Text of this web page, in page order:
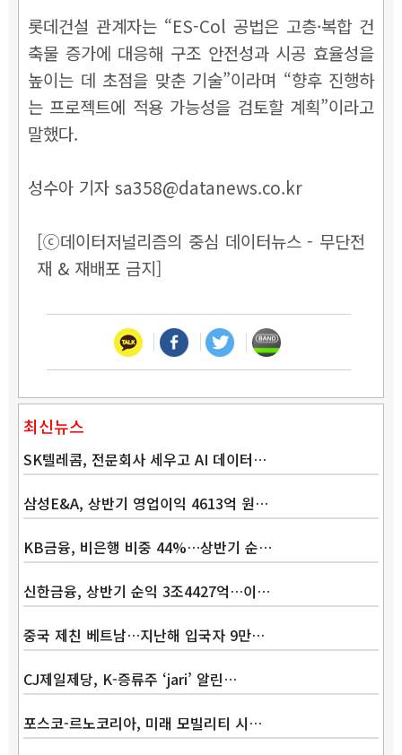
롯데건설 관계자는 “ES-Col 공법은 고층·복합 건
축물 증가에 대응해 구조 안전성과 시공 효율성을
높이는 데 초점을 맞춘 기술”이라며 “향후 진행하
는 프로젝트에 적용 가능성을 검토할 계획”이라고
말했다.
성수아 기자 sa358@datanews.co.kr
[ⓒ데이터저널리즘의 중심 데이터뉴스 - 무단전
재 & 재배포 금지]
최신뉴스
SK텔레콤, 전문회사 세우고 AI 데이터…
삼성E&A, 상반기 영업이익 4613억 원…
KB금융, 비은행 비중 44%…상반기 순…
신한금융, 상반기 순익 3조4427억…이…
중국 제친 베트남…지난해 입국자 9만…
CJ제일제당, K-증류주 ‘jari’ 알린…
포스코-르노코리아, 미래 모빌리티 시…